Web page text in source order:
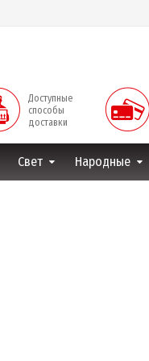
Доступные
способы
доставки
Свет Народные